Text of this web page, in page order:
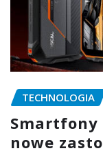
TECHNOLOGIA
Smartfony
nowe